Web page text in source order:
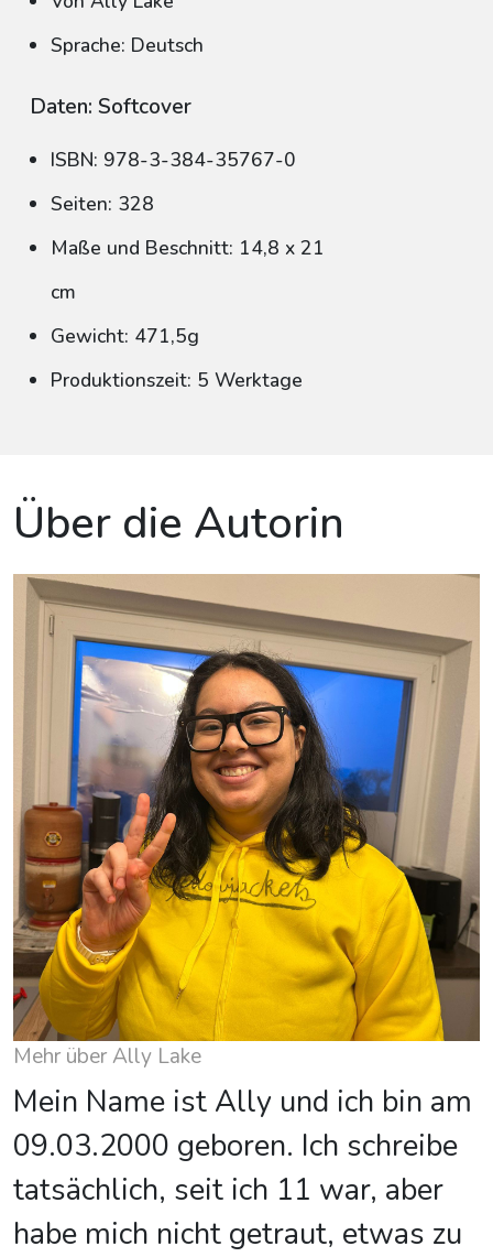
Sprache: Deutsch
Daten: Softcover
ISBN: 978-3-384-35767-0
Seiten: 328
Maße und Beschnitt: 14,8 x 21
cm
Gewicht: 471,5g
Produktionszeit: 5 Werktage
Über die Autorin
Mehr über Ally Lake
Mein Name ist Ally und ich bin am
09.03.2000 geboren. Ich schreibe
tatsächlich, seit ich 11 war, aber
habe mich nicht getraut, etwas zu